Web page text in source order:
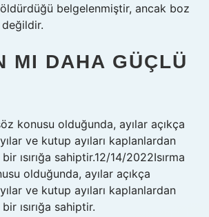
belgelenmiştir, ancak boz
​​değildir.
MI DAHA GÜÇLÜ
konusu olduğunda, ayılar açıkça
ve kutup ayıları kaplanlardan
ısırığa sahiptir.12/14/2022Isırma
olduğunda, ayılar açıkça
ve kutup ayıları kaplanlardan
ısırığa sahiptir.